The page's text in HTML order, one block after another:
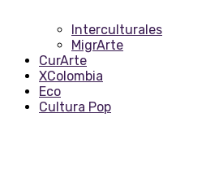
Interculturales
MigrArte
CurArte
XColombia
Eco
Cultura Pop